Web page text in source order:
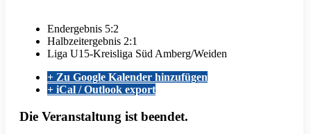
Endergebnis 5:2
Halbzeitergebnis 2:1
Liga U15-Kreisliga Süd Amberg/Weiden
+ Zu Google Kalender hinzufügen
+ iCal / Outlook export
Die Veranstaltung ist beendet.